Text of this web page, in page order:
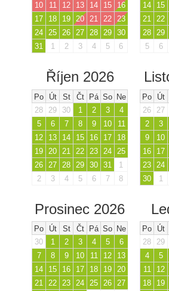
10
11 12 13 14 15
16
17
18 19 20 21 22 23
24 25 26 27 28 29 30
31
1 2 3 4 5 6
14
15
21 22
28 29
5
6
Říjen 2026
Po Út St Čt Pá So Ne
28
29 30 1 2 3
4
5
6 7 8 9 10
11
12
13 14 15 16 17
18
19
20 21 22 23 24
25
26
27 28 29 30 31
1
2
3 4 5 6 7 8
Po Út
26
27
2
3
9
10
16
17
23
24
30
1
Prosinec 2026
Po Út St Čt Pá So Ne
30
1 2 3 4 5
6
7
8 9 10 11 12
13
14
15 16 17 18 19
20
21
22 23 24 25 26
27
Po Út
28
29
4
5
11
12
18
19